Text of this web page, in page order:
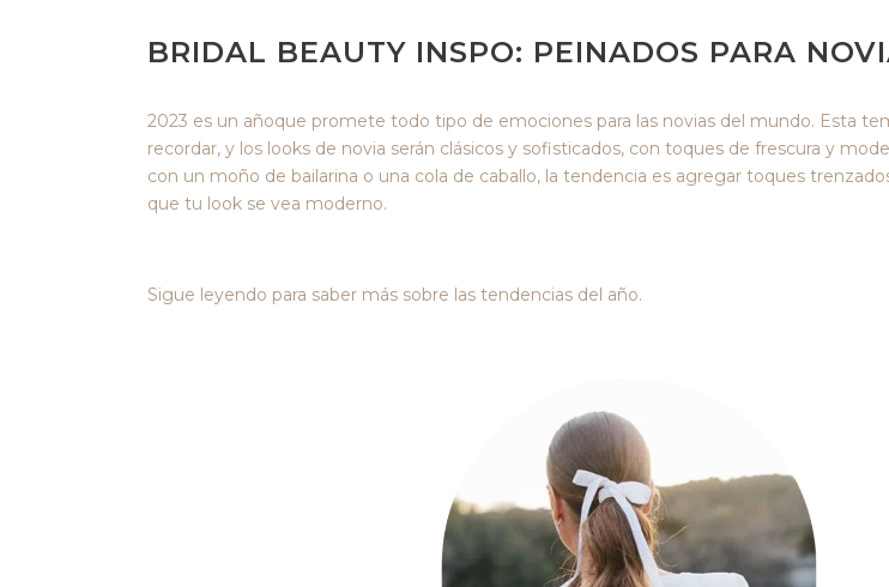
BRIDAL BEAUTY INSPO: PEINADOS PARA
2023 es un añoque promete todo tipo de emociones para las novias del mundo. Esta
recordar, y los looks de novia serán clásicos y sofisticados, con toques de frescura y
con un moño de bailarina o una cola de caballo, la tendencia es agregar toques
que tu look se vea moderno.
Sigue leyendo para saber más sobre las tendencias del año.